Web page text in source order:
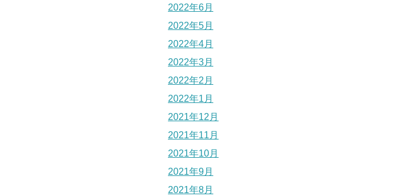
2022年6月
2022年5月
2022年4月
2022年3月
2022年2月
2022年1月
2021年12月
2021年11月
2021年10月
2021年9月
2021年8月